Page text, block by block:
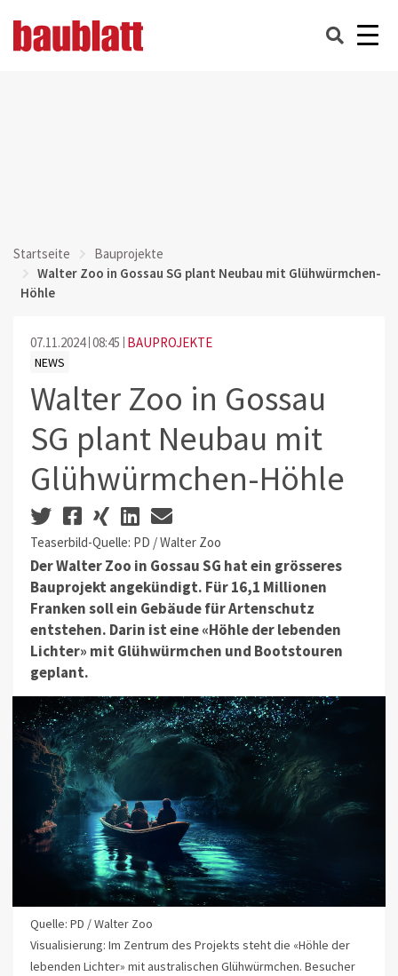
Startseite
Bauprojekte
Walter Zoo in Gossau SG plant Neubau mit Glühwürmchen-
Höhle
07.11.2024 08:45 BAUPROJEKTE
NEWS
Walter Zoo in Gossau
SG plant Neubau mit
Glühwürmchen-Höhle
Teaserbild-Quelle: PD / Walter Zoo
Der Walter Zoo in Gossau SG hat ein grösseres
Bauprojekt angekündigt. Für 16,1 Millionen
Franken soll ein Gebäude für Artenschutz
entstehen. Darin ist eine «Höhle der lebenden
Lichter» mit Glühwürmchen und Bootstouren
geplant.
Quelle: PD / Walter Zoo
Visualisierung: Im Zentrum des Projekts steht die «Höhle der
lebenden Lichter» mit australischen Glühwürmchen. Besucher